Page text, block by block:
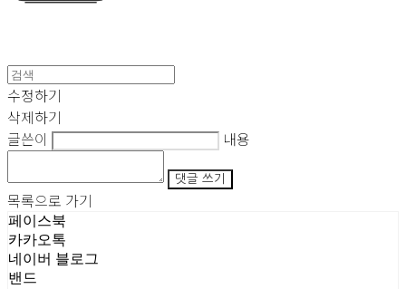
수정하기
삭제하기
글쓴이
내용
댓글 쓰기
목록으로 가기
페이스북
카카오톡
네이버 블로그
밴드